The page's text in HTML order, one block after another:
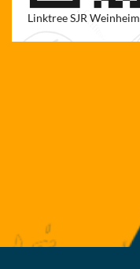
Linktree SJR Weinheim